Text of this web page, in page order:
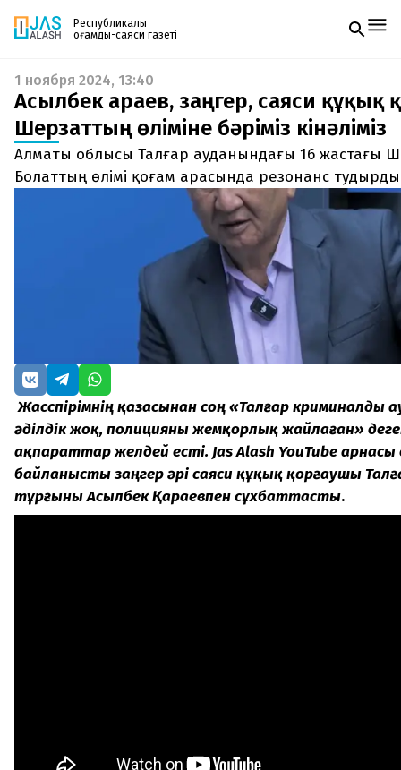
Республикалық
қоғамдық-саяси газеті
Жаңалықтар
Спорт
Live
Руханият
Аймақ
Архив
zhasalash100@gmail.com
Газетке жазылу
PDF форматтағы газетті ай сайын электронды
поштаңызға алып отырыңыз. Жаңа нөмір
шыққан сәтте сізге бірден жіберіледі. Тек email
енгізіңіз, біз қалғанын өзіміз жібереміз.
1 ноября 2024, 13:40
Асылбек Қараев, заңгер, саяси құқық
Шерзаттың өліміне бәріміз кінәліміз
Алматы облысы Талғар ауданындағы 16 жастағы
Болаттың өлімі қоғам арасында резонанс
Жасөспірімнің қазасынан соң «Талғар криминалды
әділдік жоқ, полицияны жемқорлық жайлаған»
ақпараттар желдей есті. Jas Alash YouTube арнасы
байланысты заңгер әрі саяси құқық қорғаушы
тұрғыны Асылбек Қараевпен сұхбаттасты.